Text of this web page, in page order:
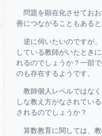
問題を顕在化させてお
善につながることもあると
逆に伺いたいのですが
している教師がいたとき
れるのでしょうか？一部
のも存在するようです。
教師個人レベルではな
しな教え方がなされてい
されるのでしょうか？
算数教育に関しては、教